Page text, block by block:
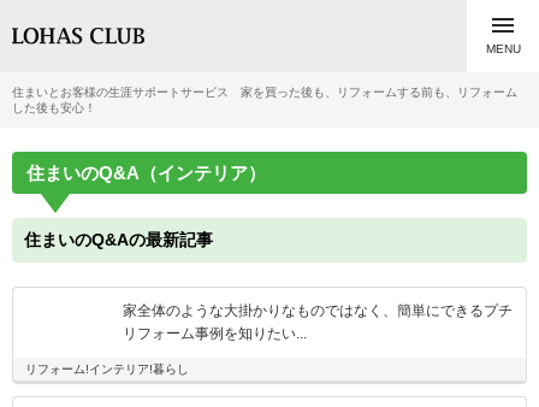

MENU
住まいとお客様の生涯サポートサービス 家を買った後も、リフォームする前も、リフォーム
した後も安心！
住まいのQ&A（インテリア）
住まいのQ&Aの最新記事
家全体のような大掛かりなものではなく、簡単にできるプチ
リフォーム事例を知りたい...
リフォーム!インテリア!暮らし